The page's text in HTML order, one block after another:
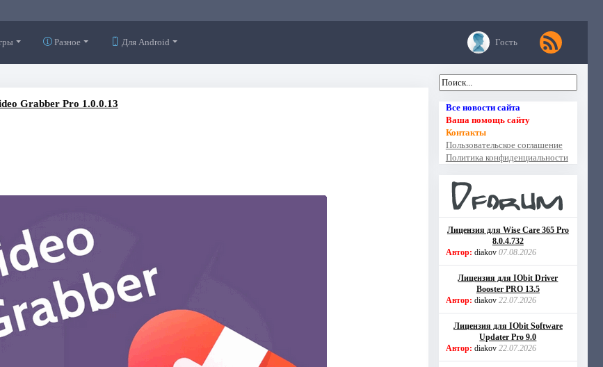
Разное Для Android Гость
Grabber Pro 1.0.0.13
Все новости сайта
Ваша помощь сайту
Контакты
Пользовательское соглашение
Политика конфиденциальности
Лицензия для Wise Care 365 Pro
8.0.4.732
Автор: diakov 07.08.2026
Лицензия для IObit Driver
Booster PRO 13.5
Автор: diakov 22.07.2026
Лицензия для IObit Software
Updater Pro 9.0
Автор: diakov 22.07.2026